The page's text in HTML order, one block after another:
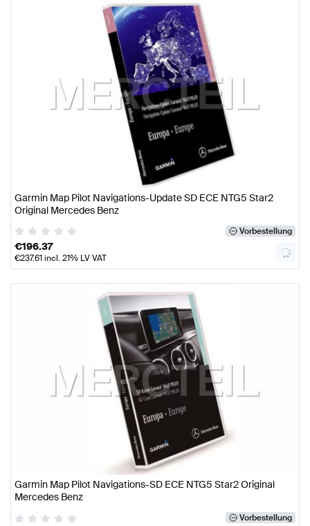
Garmin Map Pilot Navigations-Update SD ECE NTG5 Star2
Original Mercedes Benz
Vorbestellung
€196.37
€237.61incl. 21% LV VAT
Garmin Map Pilot Navigations-SD ECE NTG5 Star2 Original
Mercedes Benz
Vorbestellung